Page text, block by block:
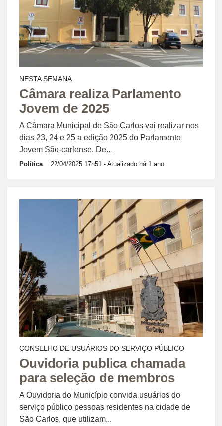
NESTA SEMANA
Câmara realiza Parlamento
Jovem de 2025
A Câmara Municipal de São Carlos vai realizar nos
dias 23, 24 e 25 a edição 2025 do Parlamento
Jovem São-carlense. De...
Política 22/04/2025 17h51 - Atualizado há 1 ano
CONSELHO DE USUÁRIOS DO SERVIÇO PÚBLICO
Ouvidoria publica chamada
para seleção de membros
A Ouvidoria do Município convida usuários do
serviço público pessoas residentes na cidade de
São Carlos, que utilizam...